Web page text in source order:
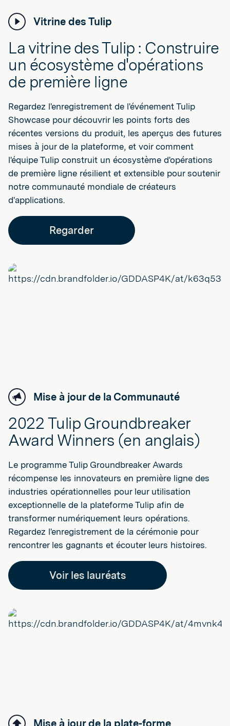
Vitrine des Tulip
La vitrine des Tulip : Construire
un écosystème d'opérations
de première ligne
Regardez l'enregistrement de l'événement Tulip
Showcase pour découvrir les points forts des
récentes versions du produit, les aperçus des futures
mises à jour de la plateforme, et voir comment
l'équipe Tulip construit un écosystème d'opérations
de première ligne résilient et extensible pour soutenir
notre communauté mondiale de créateurs
d'applications.
Regarder
Mise à jour de la Communauté
2022 Tulip Groundbreaker
Award Winners (en anglais)
Le programme Tulip Groundbreaker Awards
récompense les innovateurs en première ligne des
industries opérationnelles pour leur utilisation
exceptionnelle de la plateforme Tulip afin de
transformer numériquement leurs opérations.
Regardez l'enregistrement de la cérémonie pour
rencontrer les gagnants et écouter leurs histoires.
Voir les lauréats
Mise à jour de la plate-forme